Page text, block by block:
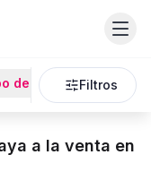
de PropiedadFiltros
a la venta en